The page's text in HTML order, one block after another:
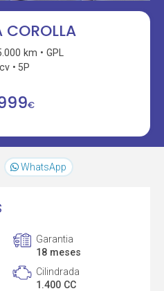
COROLLA
km
GPL
5P
€
WhatsApp
Garantia
18 meses
Cilindrada
1.400 CC